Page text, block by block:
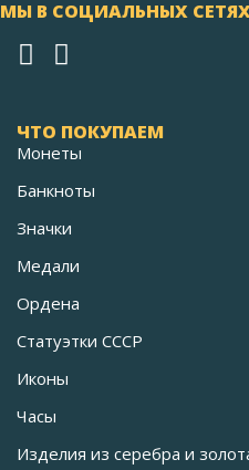
МЫ В СОЦИАЛЬНЫХ
ЧТО ПОКУПАЕМ
Монеты
Банкноты
Значки
Медали
Ордена
Статуэтки СССР
Иконы
Часы
Изделия из серебра и